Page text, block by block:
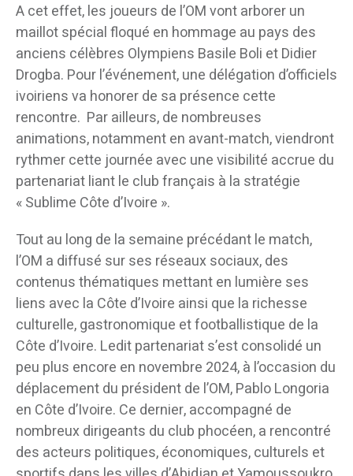
A cet effet, les joueurs de l’OM vont arborer un
maillot spécial floqué en hommage au pays des
anciens célèbres Olympiens Basile Boli et Didier
Drogba. Pour l’événement, une délégation d’officiels
ivoiriens va honorer de sa présence cette
rencontre. Par ailleurs, de nombreuses
animations, notamment en avant-match, viendront
rythmer cette journée avec une visibilité accrue du
partenariat liant le club français à la stratégie
« Sublime Côte d’Ivoire ».
Tout au long de la semaine précédant le match,
l’OM a diffusé sur ses réseaux sociaux, des
contenus thématiques mettant en lumière ses
liens avec la Côte d’Ivoire ainsi que la richesse
culturelle, gastronomique et footballistique de la
Côte d’Ivoire. Ledit partenariat s’est consolidé un
peu plus encore en novembre 2024, à l’occasion du
déplacement du président de l’OM, Pablo Longoria
en Côte d’Ivoire. Ce dernier, accompagné de
nombreux dirigeants du club phocéen, a rencontré
des acteurs politiques, économiques, culturels et